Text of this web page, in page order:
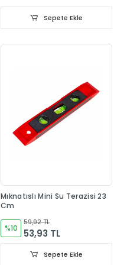
Sepete Ekle
Mıknatıslı Mini Su Terazisi 23
Cm
%10
59,92 TL
53,93 TL
Sepete Ekle